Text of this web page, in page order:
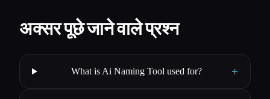
अक्सर पूछे जाने वाले प्रश्न
What is Ai Naming Tool used for? +